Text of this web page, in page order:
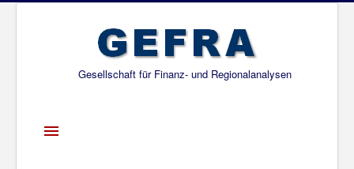
Gesellschaft für Finanz- und Regionalanalysen
Toggle